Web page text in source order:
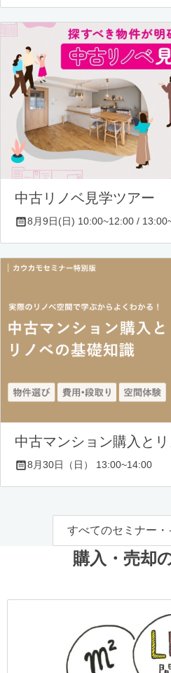
中古リノベ見学ツアー
8月9日(日) 10:00~12:00 /
中古マンション購入と
8月30日（日） 13:00~14:00
すべてのセミナー
購入・売却